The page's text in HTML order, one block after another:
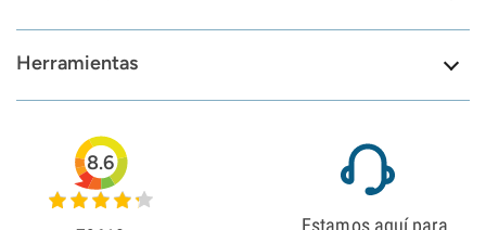
Herramientas
8.6
Estamos aquí para